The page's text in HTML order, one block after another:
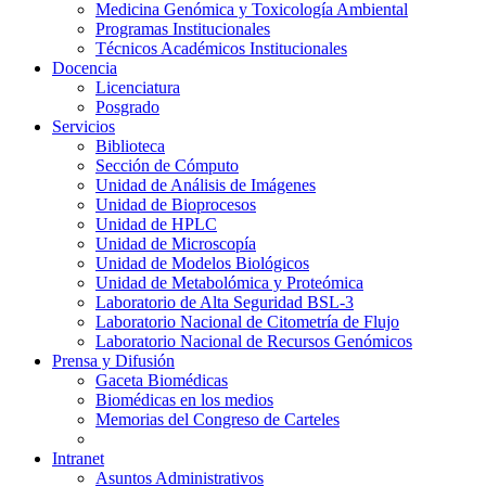
Medicina Genómica y Toxicología Ambiental
Programas Institucionales
Técnicos Académicos Institucionales
Docencia
Licenciatura
Posgrado
Servicios
Biblioteca
Sección de Cómputo
Unidad de Análisis de Imágenes
Unidad de Bioprocesos
Unidad de HPLC
Unidad de Microscopía
Unidad de Modelos Biológicos
Unidad de Metabolómica y Proteómica
Laboratorio de Alta Seguridad BSL-3
Laboratorio Nacional de Citometría de Flujo
Laboratorio Nacional de Recursos Genómicos
Prensa y Difusión
Gaceta Biomédicas
Biomédicas en los medios
Memorias del Congreso de Carteles
Intranet
Asuntos Administrativos